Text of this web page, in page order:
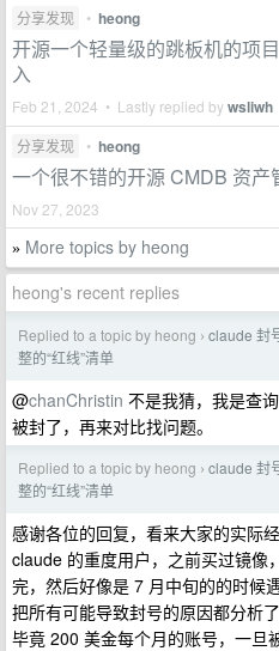
分享发现 • heong
开源一个轻量级的跳板机的项
入
Feb 21, 2024 • Lastly replied bywsliwh
分享发现 • heong
一个很不错的开源 CMDB 资产
Nov 27, 2023
» More topics by heong
heong's recent replies
Replied to a topic by heong › claude 封
整的“红线”清单
@chanChristin 不是我猜，我是查
被封了，再来对比找问题。
Replied to a topic by heong › claude 封
整的“红线”清单
感谢各位的回复，看来大家的实际
claude 的重度用户，之前买过镜像
完，然后好像是 7 月中旬的的时候
把所有可能导致封号的原因都分析
毕竟 200 美金每个月的账号，一旦